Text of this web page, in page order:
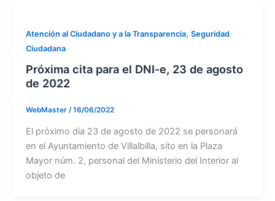
Atención al Ciudadano y a la Transparencia, Seguridad
Ciudadana
Próxima cita para el DNI-e, 23 de agosto
de 2022
WebMaster /16/06/2022
El próximo día 23 de agosto de 2022 se personará
en el Ayuntamiento de Villalbilla, sito en la Plaza
Mayor núm. 2, personal del Ministerio del Interior al
objeto de